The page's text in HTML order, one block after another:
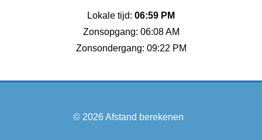
Lokale tijd: 06:59 PM
Zonsopgang: 06:08 AM
Zonsondergang: 09:22 PM
© 2026Afstand berekenen